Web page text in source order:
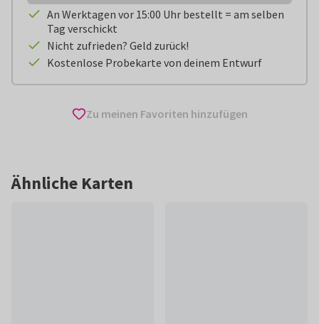
An Werktagen vor 15:00 Uhr bestellt = am selben
Tag verschickt
Nicht zufrieden? Geld zurück!
Kostenlose Probekarte von deinem Entwurf
Zu meinen Favoriten hinzufügen
Ähnliche Karten